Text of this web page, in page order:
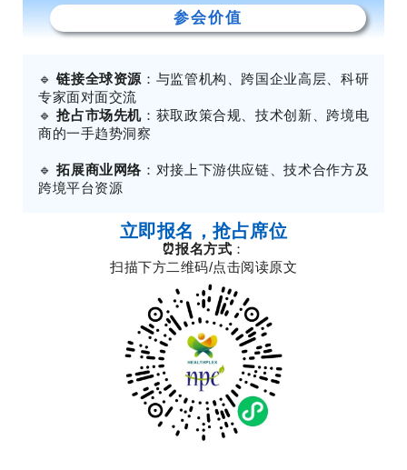
参会价值
🔹链接全球资源 ：与监管机构、跨国企业高层、科研
专家面对面交流
🔹抢占市场先机 ：获取政策合规、技术创新、跨境电
商的一手趋势洞察
🔹拓展商业网络 ：对接上下游供应链、技术合作方及
跨境平台资源
立即报名，抢占席位
⏰报名方式 ：
扫描下方二维码/点击阅读原文